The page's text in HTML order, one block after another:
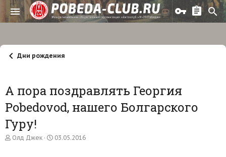
Дни рождения
А пора поздравлять Георгия
Pobedovod, нашего Болгарского
Гуру!
А
Олд Джек
Д
03.05.2016